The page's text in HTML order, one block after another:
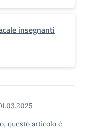
insegnanti
questo articolo è